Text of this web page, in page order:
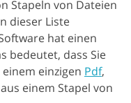
Stapeln von Dateien
dieser Liste
hat einen
bedeutet, dass Sie
einem einzigen Pdf,
einem Stapel von